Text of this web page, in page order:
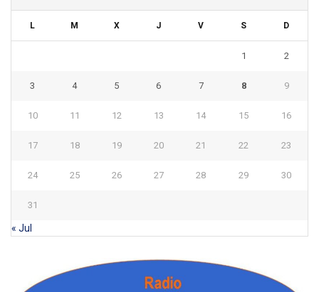
L M X J V S D
1 2
3 4 5 6 7 8 9
10 11 12 13 14 15 16
17 18 19 20 21 22 23
24 25 26 27 28 29 30
31
« Jul